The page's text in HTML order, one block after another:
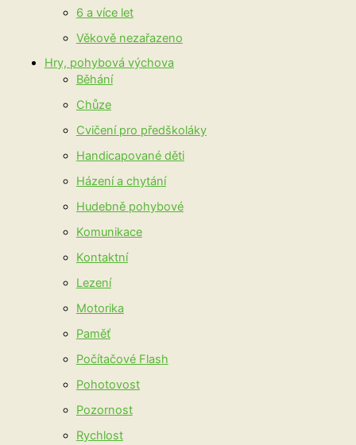
6 a více let
Věkově nezařazeno
Hry, pohybová výchova
Běhání
Chůze
Cvičení pro předškoláky
Handicapované děti
Házení a chytání
Hudebně pohybové
Komunikace
Kontaktní
Lezení
Motorika
Paměť
Počítačové Flash
Pohotovost
Pozornost
Rychlost